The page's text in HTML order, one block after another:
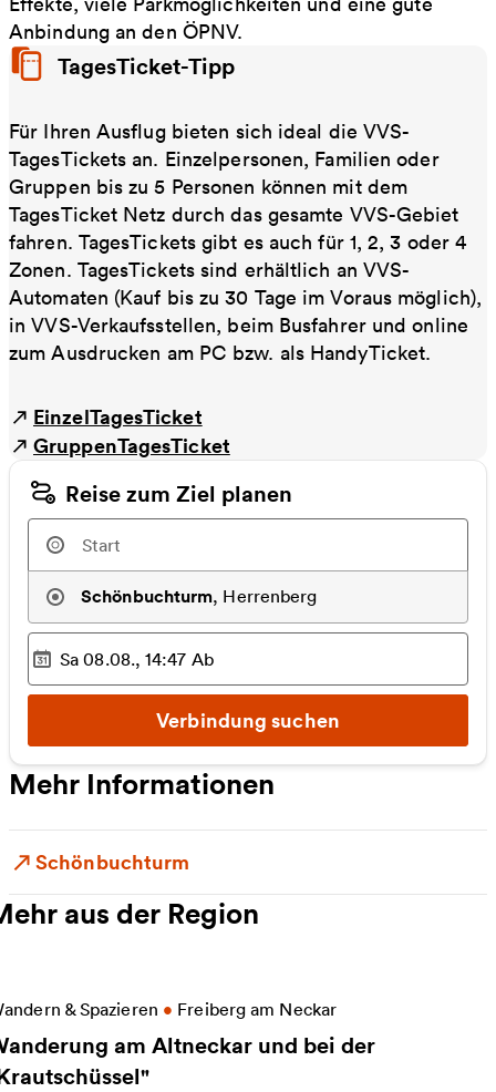
Anbindung an den ÖPNV.
TagesTicket-Tipp
Für Ihren Ausflug bieten sich ideal die VVS-
TagesTickets an. Einzelpersonen, Familien oder
Gruppen bis zu 5 Personen können mit dem
TagesTicket Netz durch das gesamte VVS-Gebiet
fahren. TagesTickets gibt es auch für 1, 2, 3 oder 4
Zonen. TagesTickets sind erhältlich an VVS-
Automaten (Kauf bis zu 30 Tage im Voraus möglich),
in VVS-Verkaufsstellen, beim Busfahrer und online
zum Ausdrucken am PC bzw. als HandyTicket.
EinzelTagesTicket
GruppenTagesTicket
Reise zum Ziel planen
Schönbuchturm, Herrenberg
Ausgewählter Zeitpunkt
Sa 08.08., 14:47 Ab
Verbindung suchen
Mehr Informationen
Schönbuchturm
aus der Region
& Spazieren • Freiberg am Neckar
am Altneckar und bei der
Informationen zu Wanderung am Altneckar